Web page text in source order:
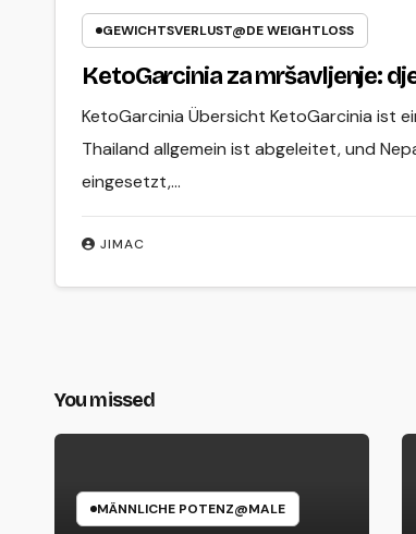
GEWICHTSVERLUST@DE WEIGHTLOSS
KetoGarcinia za mršavljenje:
JIMAC
KetoGarcinia Übersicht KetoGarcinia ist
Thailand allgemein ist abgeleitet, und
eingesetzt,…
You missed
MÄNNLICHE POTENZ@MALE